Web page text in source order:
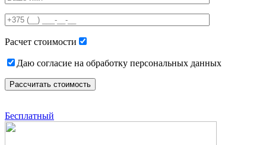
field
empty.
Расчет стоимости
Даю согласие на обработку персональных данных
Бесплатный